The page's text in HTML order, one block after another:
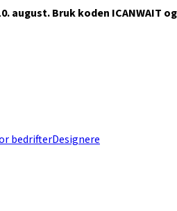
Bruk koden ICANWAIT
bedrifterDesignere